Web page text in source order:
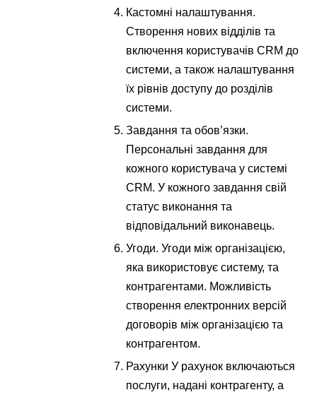
Кастомні налаштування.
Створення нових відділів та
включення користувачів CRM до
системи, а також налаштування
їх рівнів доступу до розділів
системи.
Завдання та обов’язки.
Персональні завдання для
кожного користувача у системі
CRM. У кожного завдання свій
статус виконання та
відповідальний виконавець.
Угоди. Угоди між організацією,
яка використовує систему, та
контрагентами. Можливість
створення електронних версій
договорів між організацією та
контрагентом.
Рахунки У рахунок включаються
послуги, надані контрагенту, а